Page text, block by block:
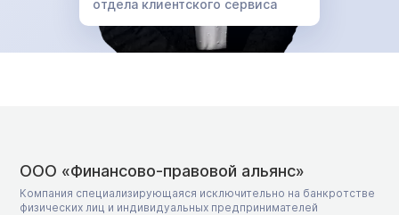
отдела клиентского сервиса
ООО «Финансово-правовой альянс»
Компания специализирующаяся исключительно на банкротстве
физических лиц и индивидуальных предпринимателей